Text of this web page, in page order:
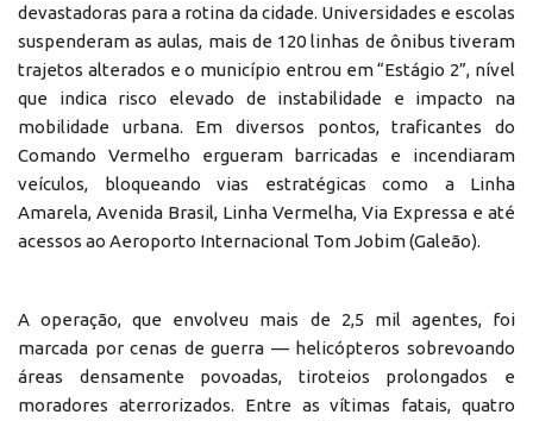
devastadoras para a rotina da cidade. Universidades e escolas
suspenderam as aulas, mais de 120 linhas de ônibus tiveram
trajetos alterados e o município entrou em “Estágio 2”, nível
que indica risco elevado de instabilidade e impacto na
mobilidade urbana. Em diversos pontos, traficantes do
Comando Vermelho ergueram barricadas e incendiaram
veículos, bloqueando vias estratégicas como a Linha
Amarela, Avenida Brasil, Linha Vermelha, Via Expressa e até
acessos ao Aeroporto Internacional Tom Jobim (Galeão).
A operação, que envolveu mais de 2,5 mil agentes, foi
marcada por cenas de guerra — helicópteros sobrevoando
áreas densamente povoadas, tiroteios prolongados e
moradores aterrorizados. Entre as vítimas fatais, quatro